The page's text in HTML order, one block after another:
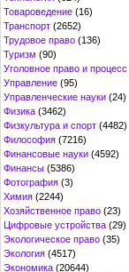
Товароведение (16)
Транспорт (2652)
Трудовое право (136)
Туризм (90)
Уголовное право и процесс
Управление (95)
Управленческие науки (24)
Физика (3462)
Физкультура и спорт (4482)
Философия (7216)
Финансовые науки (4592)
Финансы (5386)
Фотография (3)
Химия (2244)
Хозяйственное право (23)
Цифровые устройства (29)
Экологическое право (35)
Экология (4517)
Экономика (20644)